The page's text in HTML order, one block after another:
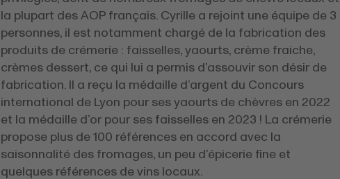
la plupart des AOP français. Cyrille a rejoint une équipe de 3
personnes, il est notamment chargé de la fabrication des
produits de crémerie : faisselles, yaourts, crème fraiche,
crèmes dessert, ce qui lui a permis d’assouvir son désir de
fabrication. Il a reçu la médaille d’argent du Concours
international de Lyon pour ses yaourts de chèvres en 2022
et la médaille d’or pour ses faisselles en 2023 ! La crémerie
propose plus de 100 références en accord avec la
saisonnalité des fromages, un peu d’épicerie fine et
quelques références de vins locaux.